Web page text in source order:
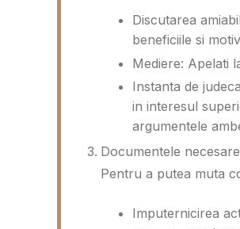
Discutarea
beneficiile si
Mediere: Apelati
Instanta de
in interesul
argumentele
Documentele
Pentru a putea muta
Imputernicirea